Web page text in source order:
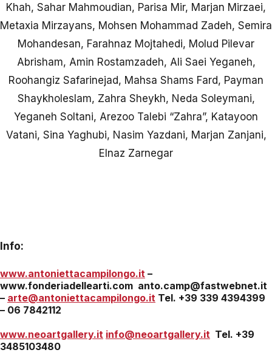
Khah, Sahar Mahmoudian, Parisa Mir, Marjan Mirzaei,
Metaxia Mirzayans, Mohsen Mohammad Zadeh, Semira
Mohandesan, Farahnaz Mojtahedi, Molud Pilevar
Abrisham, Amin Rostamzadeh, Ali Saei Yeganeh,
Roohangiz Safarinejad, Mahsa Shams Fard, Payman
Shaykholeslam, Zahra Sheykh, Neda Soleymani,
Yeganeh Soltani, Arezoo Talebi “Zahra”, Katayoon
Vatani, Sina Yaghubi, Nasim Yazdani, Marjan Zanjani,
Elnaz Zarnegar
Info:
www.antoniettacampilongo.it –
www.fonderiadellearti.com anto.camp@fastwebnet.it
– arte@antoniettacampilongo.it Tel. +39 339 4394399
– 06 7842112
www.neoartgallery.it info@neoartgallery.it Tel. +39
3485103480